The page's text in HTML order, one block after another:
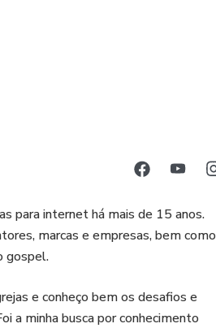
para internet há mais de 15 anos.
marcas e empresas, bem como
gospel.
e conheço bem os desafios e
a minha busca por conhecimento